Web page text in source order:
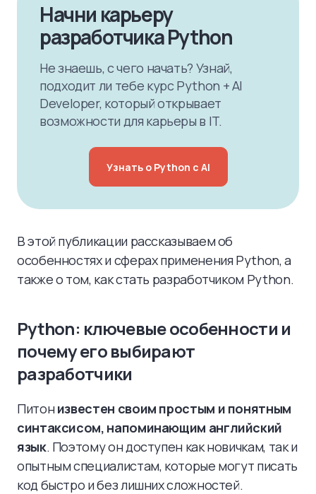
Начни карьеру
разработчика Python
Не знаешь, с чего начать? Узнай,
подходит ли тебе курс Python + AI
Developer, который открывает
возможности для карьеры в IT.
Узнать о Python с AI
В этой публикации рассказываем об
особенностях и сферах применения Python, а
также о том, как стать разработчиком Python.
Python: ключевые особенности и
почему его выбирают
разработчики
Питонизвестен своим простым и понятным
синтаксисом, напоминающим английский
язык. Поэтому он доступен как новичкам, так и
опытным специалистам, которые могут писать
код быстро и без лишних сложностей.